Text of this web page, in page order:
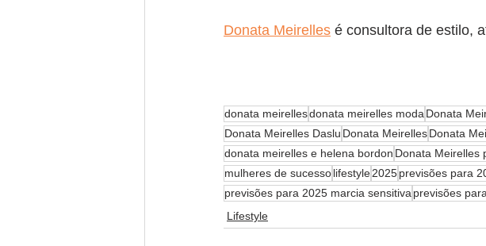
Donata Meirelles é consultora de estilo,
donata meirellesdonata meirelles modaDonata
Donata Meirelles Daslu Donata MeirellesDonata
donata meirelles e helena bordon Donata Meirelles
mulheres de sucessolifestyle2025previsões para
previsões para 2025 marcia sensitivaprevisões
Lifestyle